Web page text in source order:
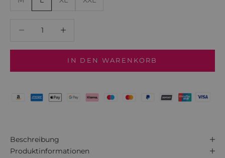
IN DEN WARENKORB
Beschreibung
Produktinformationen